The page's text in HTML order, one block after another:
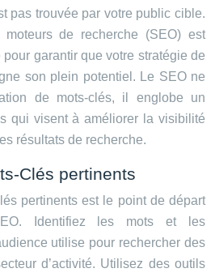
pas trouvée par votre public cible.
moteurs de recherche (SEO) est
garantir que votre stratégie de
son plein potentiel. Le SEO ne
de mots-clés, il englobe un
qui visent à améliorer la visibilité
résultats de recherche.
Clés pertinents
pertinents est le point de départ
Identifiez les mots et les
utilise pour rechercher des
d’activité. Utilisez des outils